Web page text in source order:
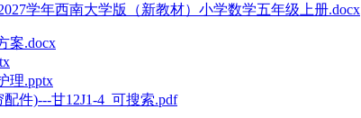
学年西南大学版（新教材）小学数学五年级上册.docx
案.docx
理.pptx
件)---甘12J1-4_可搜索.pdf